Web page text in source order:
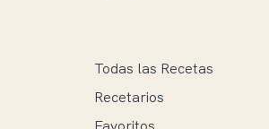
Todas las Recetas
Recetarios
Favoritos